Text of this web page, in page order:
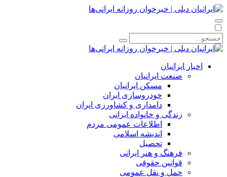
اخبار ایرانیان
صنعت ایرانیان
مسکن ایرانیان
خودروسازی ایران
دامداری و کشاورزی ایران
زندگی و خانواده ایرانی
اطلاعات عمومی مردم
اندیشه اسلامی
تحصیل
فرهنگ و هنر ایرانی
قوانین حقوقی
حمل و نقل عمومی